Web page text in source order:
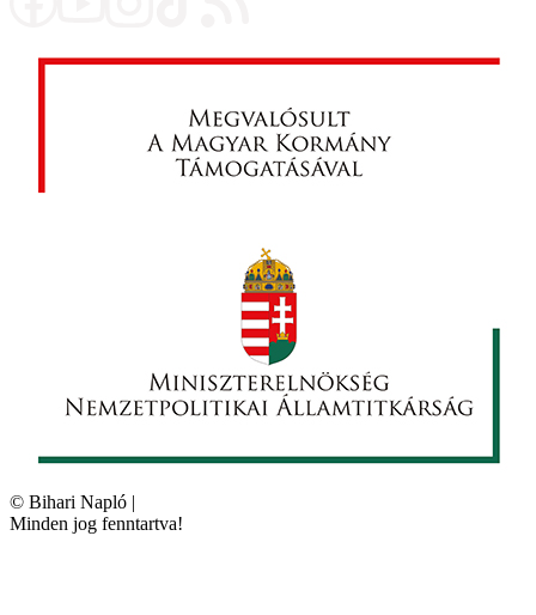
© Bihari Napló |
Minden jog fenntartva!